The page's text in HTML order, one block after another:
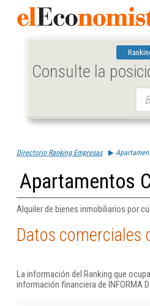
Consulte la
Directorio Ranking Empresas
Apartamentos
Alquiler de bienes inmobiliarios por
Datos comerciales
La información del Ranking que
información financiera de INFORMA